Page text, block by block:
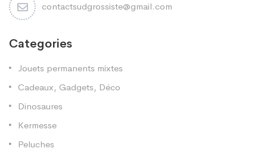
contactsudgrossiste@gmail.com
Categories
Jouets permanents mixtes
Cadeaux, Gadgets, Déco
Dinosaures
Kermesse
Peluches